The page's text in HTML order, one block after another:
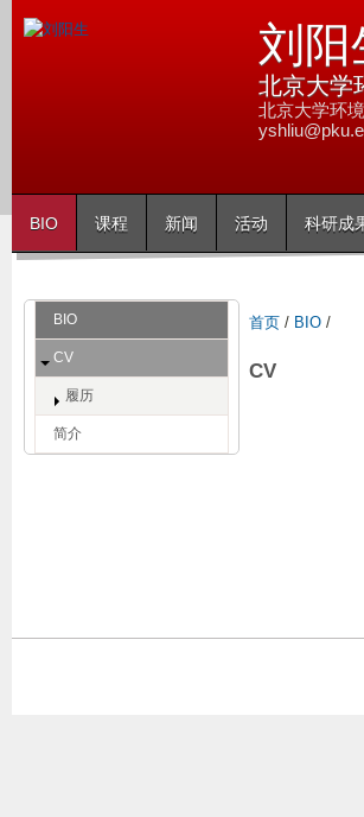
刘阳
北京大学
北京大学环
BIO 课程 新闻 活动 科研成
首页 / BIO /
CV
BIO
CV
履历
简介